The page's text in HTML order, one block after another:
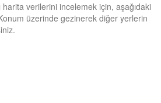
harita verilerini incelemek için, aşağıdaki
üzerinde gezinerek diğer yerlerin